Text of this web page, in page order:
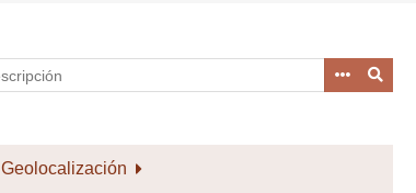
Geolocalización